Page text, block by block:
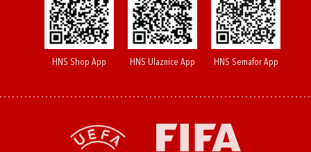
HNS Shop App HNS Ulaznice App HNS Semafor App